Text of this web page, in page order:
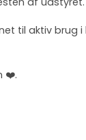
til aktiv brug
❤️.